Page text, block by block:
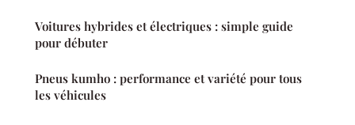
Voitures hybrides et électriques : simple guide
pour débuter
Pneus kumho : performance et variété pour tous
les véhicules